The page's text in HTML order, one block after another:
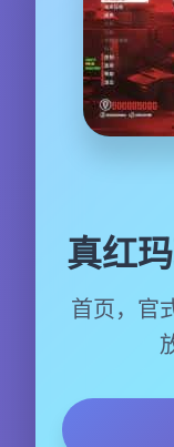
真红
首页，官